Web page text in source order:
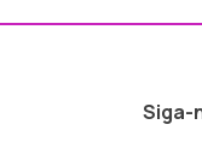
Siga-